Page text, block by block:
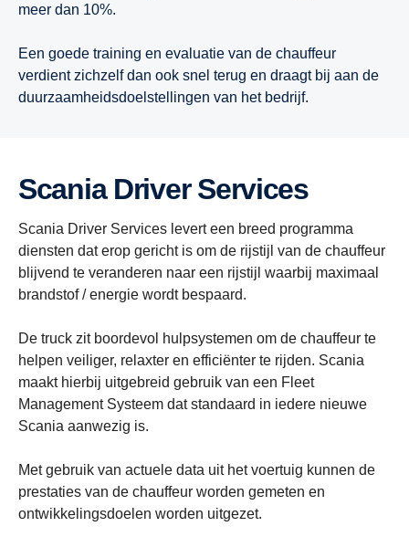
meer dan 10%.
Een goede training en evaluatie van de chauffeur
verdient zichzelf dan ook snel terug en draagt bij aan de
duurzaamheidsdoelstellingen van het bedrijf.
Scania Driver Services
Scania Driver Services levert een breed programma
diensten dat erop gericht is om de rijstijl van de chauffeur
blijvend te veranderen naar een rijstijl waarbij maximaal
brandstof / energie wordt bespaard.
De truck zit boordevol hulpsystemen om de chauffeur te
helpen veiliger, relaxter en efficiënter te rijden. Scania
maakt hierbij uitgebreid gebruik van een Fleet
Management Systeem dat standaard in iedere nieuwe
Scania aanwezig is.
Met gebruik van actuele data uit het voertuig kunnen de
prestaties van de chauffeur worden gemeten en
ontwikkelingsdoelen worden uitgezet.